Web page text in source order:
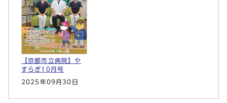
【京都市立病院】や
すらぎ10月号
2025年09月30日